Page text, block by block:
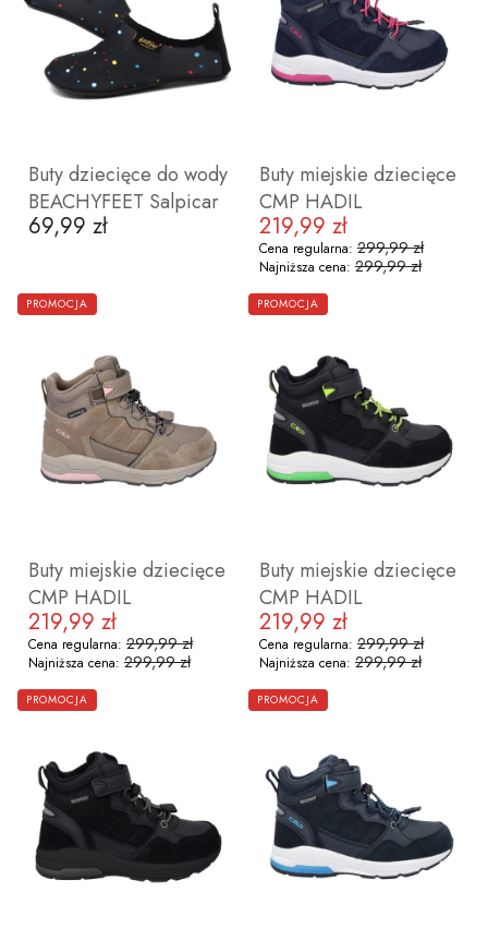
28 29 30 31 32 33 34 28 29 30 32
Buty dziecięce do wody
BEACHYFEET Salpicar
Cena
69,99 zł
28 29 30 31
Buty miejskie dziecięce
CMP HADIL
Cena promocyjna
219,99 zł
Cena regularna: 299,99 zł
Najniższa cena: 299,99 zł
ZOBACZ PRODUKT
28 29 30 31 32 33
PROMOCJA
Buty miejskie dziecięce
CMP HADIL
Cena promocyjna
219,99 zł
Cena regularna: 299,99 zł
Najniższa cena: 299,99 zł
ZOBACZ PRODUKT
30
PROMOCJA
Buty miejskie dziecięce
CMP HADIL
Cena promocyjna
219,99 zł
Cena regularna: 299,99 zł
Najniższa cena: 299,99 zł
ZOBACZ PRODUKT
32 34 35
PROMOCJA PROMOCJA